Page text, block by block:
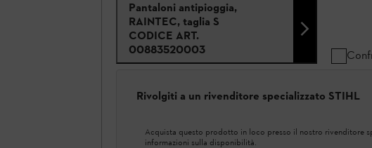
Pantaloni antipioggia,
RAINTEC, taglia S
CODICE ART.
00883520003
Rivolgiti a un rivenditore specializzato STIHL
Acquista questo prodotto in loco presso il nostro rivenditore
informazioni sulla disponibilità.